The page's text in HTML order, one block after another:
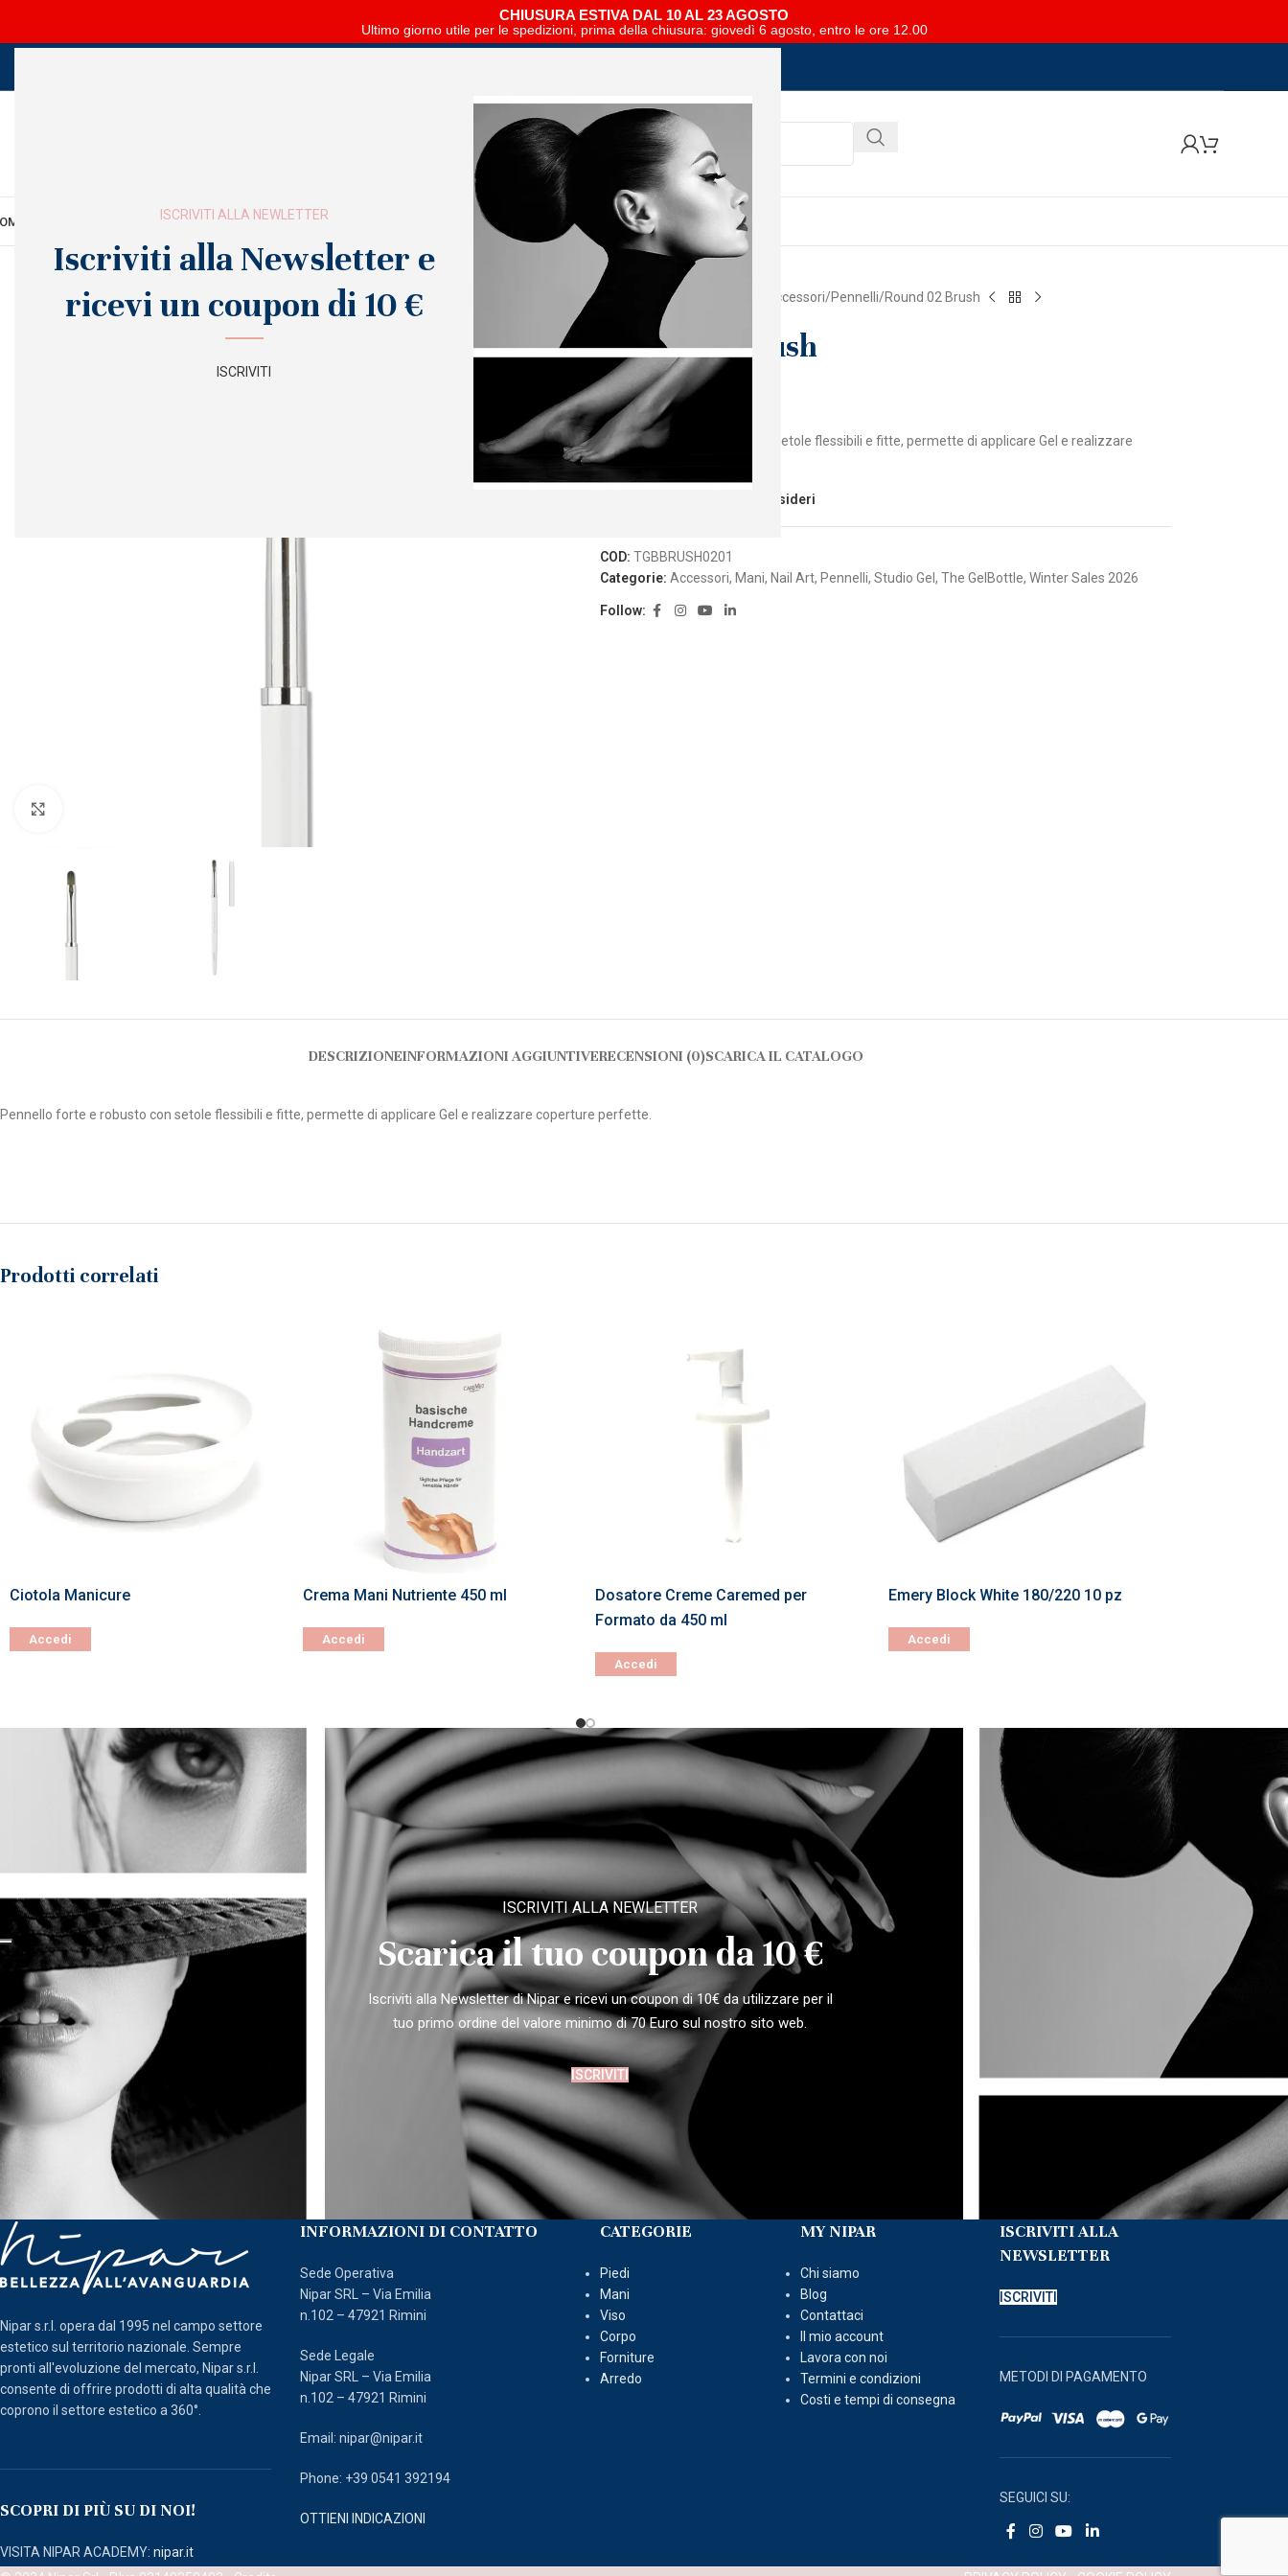
ISCRIVITI ALLA NEWLETTER
Iscriviti alla Newsletter e
ricevi un coupon di 10 €
ISCRIVITI
CHIUSURA ESTIVA DAL 10 AL 23 AGOSTO
Ultimo giorno utile per le spedizioni, prima della chiusura: giovedì 6 agosto, entro le ore 12.00
FORNITUREARREDOSALDI OUTLET
Mani Accessori Pennelli Round 02 Brush
Round 02 Brush
Accedi
Pennello forte e robusto con setole flessibili e fitte, permette di applicare Gel e realizzare
coperture perfette.
Aggiungi alla Lista dei Desideri
COD: TGBBRUSH0201
Categorie: Accessori, Mani, Nail Art, Pennelli, Studio Gel , The GelBottle, Winter Sales 2026
Follow:
DESCRIZIONEINFORMAZIONI AGGIUNTIVERECENSIONI (0)SCARICA IL CATALOGO
Pennello forte e robusto con setole flessibili e fitte, permette di applicare Gel e realizzare coperture perfette.
Prodotti correlati
Ciotola Manicure
Accedi
Crema Mani Nutriente 450 ml
Accedi
Dosatore Creme Caremed per
Formato da 450 ml
Accedi
Emery Block White 180/220 10 pz
Accedi
ISCRIVITI ALLA NEWLETTER
Scarica il tuo coupon da 10 €
Iscriviti alla Newsletter di Nipar e ricevi un coupon di 10€ da utilizzare per il
tuo primo ordine del valore minimo di 70 Euro sul nostro sito web.
ISCRIVITI
Nipar s.r.l. opera dal 1995 nel campo settore
estetico sul territorio nazionale. Sempre
pronti all'evoluzione del mercato, Nipar s.r.l.
consente di offrire prodotti di alta qualità che
coprono il settore estetico a 360°.
SCOPRI DI PIÙ SU DI NOI!
VISITA NIPAR ACADEMY: nipar.it
INFORMAZIONI DI CONTATTO
Sede Operativa
Nipar SRL – Via Emilia
n.102 – 47921 Rimini
Sede Legale
Nipar SRL – Via Emilia
n.102 – 47921 Rimini
Email: nipar@nipar.it
Phone: +39 0541 392194
OTTIENI INDICAZIONI
CATEGORIE
Piedi
Mani
Viso
Corpo
Forniture
Arredo
MY NIPAR
Chi siamo
Blog
Contattaci
Il mio account
Lavora con noi
Termini e condizioni
Costi e tempi di consegna
ISCRIVITI ALLA
NEWSLETTER
ISCRIVITI
METODI DI PAGAMENTO
SEGUICI SU: